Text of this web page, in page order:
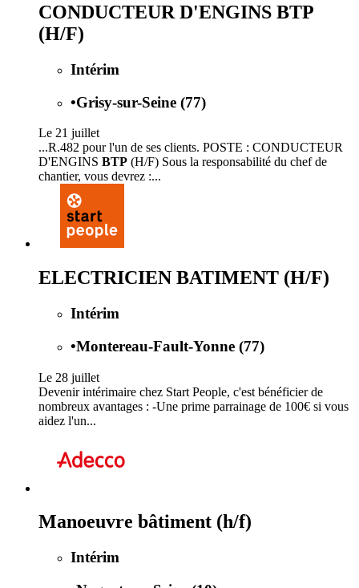
CONDUCTEUR D'ENGINS BTP
(H/F)
Intérim
•Grisy-sur-Seine (77)
Le 21 juillet
...R.482 pour l'un de ses clients. POSTE : CONDUCTEUR
D'ENGINS BTP (H/F) Sous la responsabilité du chef de
chantier, vous devrez :...
ELECTRICIEN BATIMENT (H/F)
Intérim
•Montereau-Fault-Yonne (77)
Le 28 juillet
Devenir intérimaire chez Start People, c'est bénéficier de
nombreux avantages : -Une prime parrainage de 100€ si vous
aidez l'un...
Manoeuvre bâtiment (h/f)
Intérim